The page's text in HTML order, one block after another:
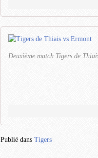
Deuxième match Tigers de
Publié dans Tigers